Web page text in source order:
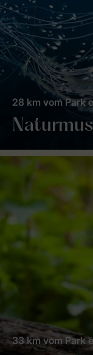
28 km vom Park
33 km vom Park